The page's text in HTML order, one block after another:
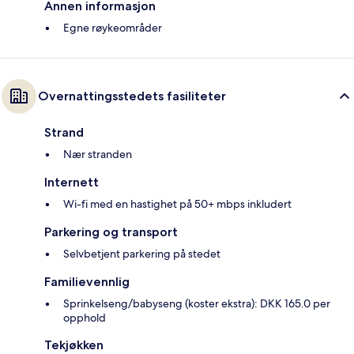
Annen informasjon
Egne røykeområder
Overnattingsstedets fasiliteter
Strand
Nær stranden
Internett
Wi-fi med en hastighet på 50+ mbps inkludert
Parkering og transport
Selvbetjent parkering på stedet
Familievennlig
Sprinkelseng/babyseng (koster ekstra): DKK 165.0 per
opphold
Tekjøkken